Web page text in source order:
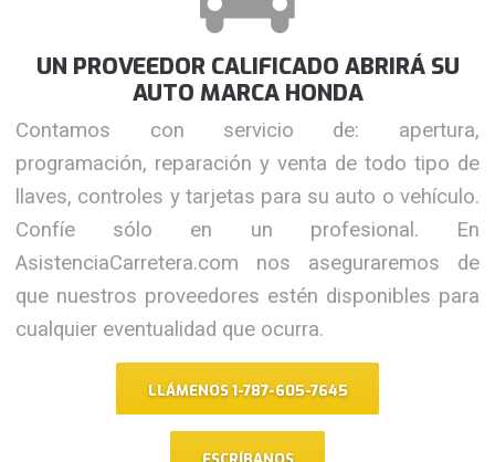
UN PROVEEDOR CALIFICADO ABRIRÁ SU
AUTO MARCA HONDA
Contamos con servicio de: apertura,
programación, reparación y venta de todo tipo de
llaves, controles y tarjetas para su auto o vehículo.
Confíe sólo en un profesional. En
AsistenciaCarretera.com nos aseguraremos de
que nuestros proveedores estén disponibles para
cualquier eventualidad que ocurra.
LLÁMENOS 1-787-605-7645